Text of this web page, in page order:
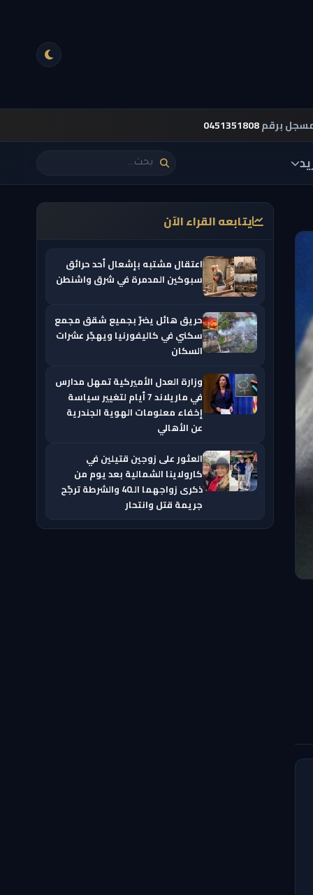
برقم0451351808
يتابعه القراء الآن
اعتقال مشتبه بإشعال أحد حرائق
سبوكين المدمرة في شرق واشنطن
حريق هائل يضرّ بجميع شقق مجمع
سكني في كاليفورنيا ويهجّر عشرات
السكان
وزارة العدل الأميركية تمهل مدارس
في ماريلاند 7 أيام لتغيير سياسة
إخفاء معلومات الهوية الجندرية
عن الأهالي
العثور على زوجين قتيلين في
كارولاينا الشمالية بعد يوم من
ذكرى زواجهما الـ40 والشرطة ترجّح
جريمة قتل وانتحار